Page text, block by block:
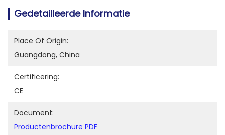
Gedetailleerde Informatie
Place Of Origin:
Guangdong, China
Certificering:
CE
Document:
Productenbrochure PDF